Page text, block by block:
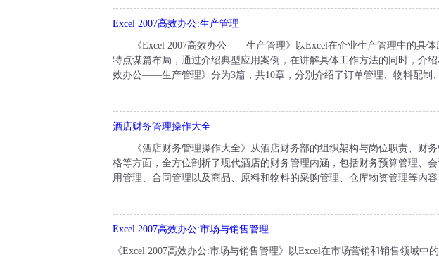
Excel 2007高效办公:生产管理
《Excel 2007高效办公——生产管理》以Excel在企业生产管理中的具体
特点谋篇布局，通过介绍典型应用案例，在讲解具体工作方法的同时，
效办公——生产管理》分为3篇，共10章，分别介绍了订单管理、物料配制
酒店财务管理操作大全
《酒店财务管理操作大全》从酒店财务部的组织架构与岗位职责、财务
格等方面，全方位剖析了现代酒店的财务管理内涵，包括财务预算管理、
用管理、合同管理以及商品、原料和物料的采购管理、仓库物资管理等内
Excel 2007高效办公:市场与销售管理
《Excel 2007高效办公:市场与销售管理》以Excel在市场营销和销售领域中